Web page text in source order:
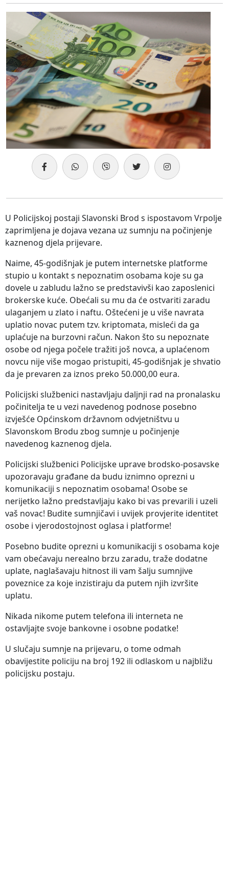
U Policijskoj postaji Slavonski Brod s ispostavom Vrpolje
zaprimljena je dojava vezana uz sumnju na počinjenje
kaznenog djela prijevare.
Naime, 45-godišnjak je putem internetske platforme
stupio u kontakt s nepoznatim osobama koje su ga
dovele u zabludu lažno se predstavivši kao zaposlenici
brokerske kuće. Obećali su mu da će ostvariti zaradu
ulaganjem u zlato i naftu. Oštećeni je u više navrata
uplatio novac putem tzv. kriptomata, misleći da ga
uplaćuje na burzovni račun. Nakon što su nepoznate
osobe od njega počele tražiti još novca, a uplaćenom
novcu nije više mogao pristupiti, 45-godišnjak je shvatio
da je prevaren za iznos preko 50.000,00 eura.
Policijski službenici nastavljaju daljnji rad na pronalasku
počinitelja te u vezi navedenog podnose posebno
izvješće Općinskom državnom odvjetništvu u
Slavonskom Brodu zbog sumnje u počinjenje
navedenog kaznenog djela.
Policijski službenici Policijske uprave brodsko-posavske
upozoravaju građane da budu iznimno oprezni u
komunikaciji s nepoznatim osobama! Osobe se
nerijetko lažno predstavljaju kako bi vas prevarili i uzeli
vaš novac! Budite sumnjičavi i uvijek provjerite identitet
osobe i vjerodostojnost oglasa i platforme!
Posebno budite oprezni u komunikaciji s osobama koje
vam obećavaju nerealno brzu zaradu, traže dodatne
uplate, naglašavaju hitnost ili vam šalju sumnjive
poveznice za koje inzistiraju da putem njih izvršite
uplatu.
Nikada nikome putem telefona ili interneta ne
ostavljajte svoje bankovne i osobne podatke!
U slučaju sumnje na prijevaru, o tome odmah
obavijestite policiju na broj 192 ili odlaskom u najbližu
policijsku postaju.